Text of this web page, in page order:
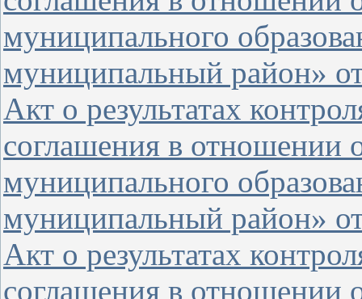
муниципального
муниципальный район»
Акт о результатах
соглашения в отношении
муниципального
муниципальный район»
Акт о результатах
соглашения в отношении